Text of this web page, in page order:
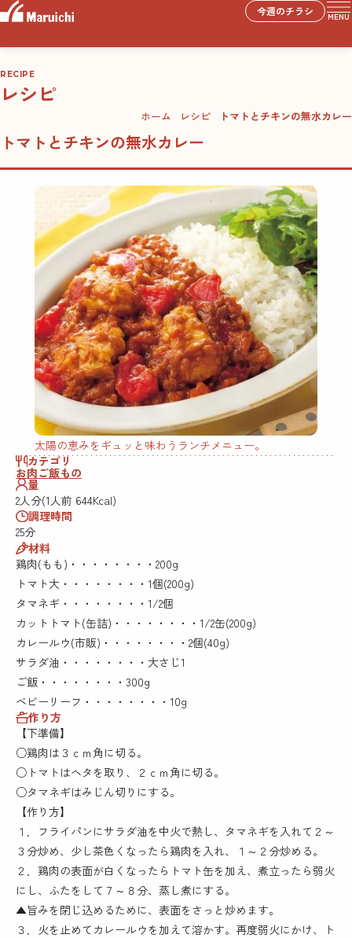
今週のチラシ MENU
RECIPE
レシピ
ホーム レシピ トマトとチキンの無水カレー
トマトとチキンの無水カレー
カテゴリ
お肉ご飯もの
量
2人分(1人前 644Kcal)
調理時間
25分
材料
鶏肉(もも)・・・・・・・・200g
トマト大・・・・・・・・1個(200g)
タマネギ・・・・・・・・1/2個
カットトマト(缶詰)・・・・・・・・1/2缶(200g)
カレールウ(市販)・・・・・・・・2個(40g)
サラダ油・・・・・・・・大さじ1
ご飯・・・・・・・・300g
ベビーリーフ・・・・・・・・10g
作り方
【下準備】
○鶏肉は３ｃｍ角に切る。
○トマトはヘタを取り、２ｃｍ角に切る。
○タマネギはみじん切りにする。
【作り方】
１．フライパンにサラダ油を中火で熱し、タマネギを入れて２～
３分炒め、少し茶色くなったら鶏肉を入れ、１～２分炒める。
２．鶏肉の表面が白くなったらトマト缶を加え、煮立ったら弱火
にし、ふたをして７～８分、蒸し煮にする。
▲旨みを閉じ込めるために、表面をさっと炒めます。
３．火を止めてカレールウを加えて溶かす。再度弱火にかけ、ト
太陽の恵みをギュッと味わうランチメニュー。